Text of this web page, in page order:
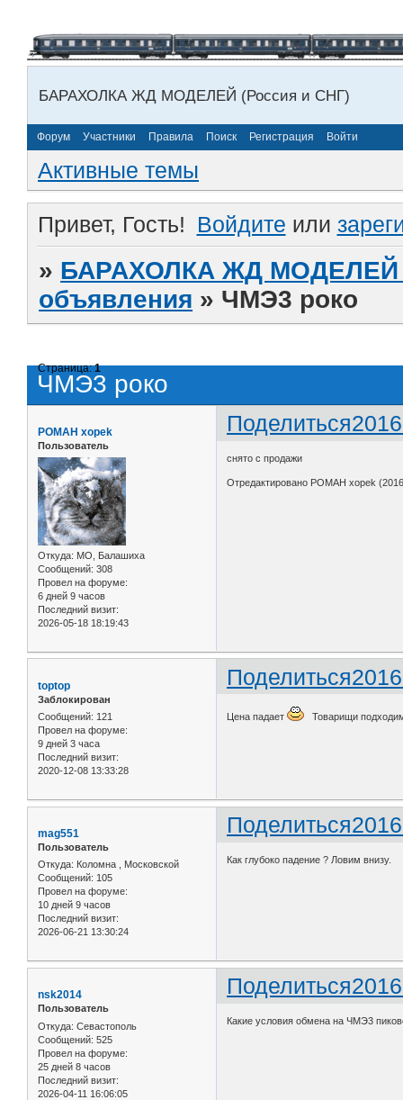
БАРАХОЛКА ЖД МОДЕЛЕЙ (Россия и СНГ)
Форум Участники Правила Поиск Регистрация Войти
Активные темы
Привет, Гость! Войдите или
» БАРАХОЛКА ЖД МОДЕЛЕЙ
объявления » ЧМЭ3 роко
ЧМЭ3 роко
Страница:1
Поделиться
POMAH xopek
Пользователь
Откуда: МО, Балашиха
Сообщений: 308
Провел на форуме:
6 дней 9 часов
Последний визит:
2026-05-18 18:19:43
снято с продажи
Отредактировано POMAH xopek
Поделиться
toptop
Заблокирован
Сообщений: 121
Провел на форуме:
9 дней 3 часа
Последний визит:
2020-12-08 13:33:28
Цена падает Товарищи
Поделиться
mag551
Пользователь
Откуда: Коломна , Московской
Сообщений: 105
Провел на форуме:
10 дней 9 часов
Последний визит:
2026-06-21 13:30:24
Как глубоко падение ? Ловим внизу.
Поделиться
nsk2014
Пользователь
Откуда: Севастополь
Сообщений: 525
Провел на форуме:
25 дней 8 часов
Последний визит:
2026-04-11 16:06:05
Какие условия обмена на ЧМЭ3